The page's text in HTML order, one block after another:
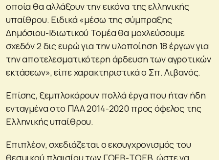
οποία θα αλλάξουν την εικόνα της ελληνικής
υπαίθρου. Ειδικά «μέσω της σύμπραξης
Δημόσιου-Ιδιωτικού Τομέα θα μοχλεύσουμε
σχεδόν 2 δις ευρώ για την υλοποίηση 18 έργων για
την αποτελεσματικότερη άρδευση των αγροτικών
εκτάσεων», είπε χαρακτηριστικά ο Σπ. Λιβανός.
Επίσης, ξεμπλοκάρουν πολλά έργα που ήταν ήδη
ενταγμένα στο ΠΑΑ 2014-2020 προς όφελος της
Ελληνικής υπαίθρου.
Επιπλέον, σχεδιάζεται ο εκσυγχρονισμός του
θεσμικού πλαισίου των ΓΟΕΒ-ΤΟΕΒ, ώστε να